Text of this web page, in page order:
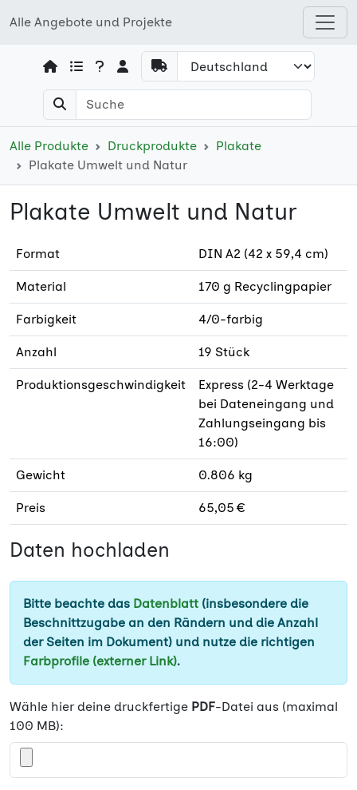
Alle Angebote und Projekte
Open shops menu
Alle Produkte Druckprodukte
Plakate
Plakate Umwelt und Natur
Plakate Umwelt und Natur
Format DIN A2 (42 x 59,4 cm)
Material 170 g Recyclingpapier
Farbigkeit 4/0-farbig
Anzahl 19 Stück
Produktionsgeschwindigkeit
Express (2-4 Werktage
bei Dateneingang und
Zahlungseingang bis
16:00)
Gewicht 0.806 kg
Preis 65,05 €
Daten hochladen
Bitte beachte das Datenblatt (insbesondere die
Beschnittzugabe an den Rändern und die Anzahl
der Seiten im Dokument) und nutze die richtigen
Farbprofile (externer Link).
Wähle hier deine druckfertige PDF-Datei aus (maximal
100 MB):